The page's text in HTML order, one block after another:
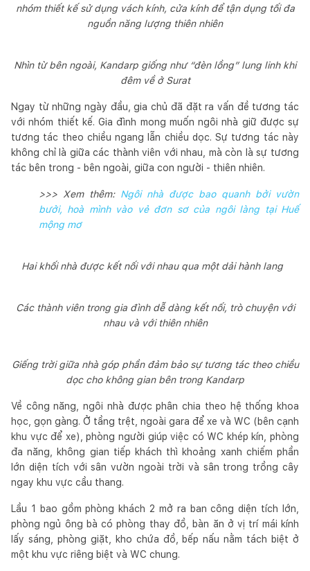
nhóm thiết kế sử dụng vách kính, cửa kính để tận dụng tối đa
nguồn năng lượng thiên nhiên
Nhìn từ bên ngoài, Kandarp giống như “đèn lồng” lung linh khi
đêm về ở Surat
Ngay từ những ngày đầu, gia chủ đã đặt ra vấn đề tương tác
với nhóm thiết kế. Gia đình mong muốn ngôi nhà giữ được sự
tương tác theo chiều ngang lẫn chiều dọc. Sự tương tác này
không chỉ là giữa các thành viên với nhau, mà còn là sự tương
tác bên trong - bên ngoài, giữa con người - thiên nhiên.
>>> Xem thêm: Ngôi nhà được bao quanh bởi vườn
bưởi, hoà mình vào vẻ đơn sơ của ngôi làng tại Huế
mộng mơ
Hai khối nhà được kết nối với nhau qua một dải hành lang
Các thành viên trong gia đình dễ dàng kết nối, trò chuyện với
nhau và với thiên nhiên
Giếng trời giữa nhà góp phần đảm bảo sự tương tác theo chiều
dọc cho không gian bên trong Kandarp
Về công năng, ngôi nhà được phân chia theo hệ thống khoa
học, gọn gàng. Ở tầng trệt, ngoài gara để xe và WC (bên cạnh
khu vực để xe), phòng người giúp việc có WC khép kín, phòng
đa năng, không gian tiếp khách thì khoảng xanh chiếm phần
lớn diện tích với sân vườn ngoài trời và sân trong trồng cây
ngay khu vực cầu thang.
Lầu 1 bao gồm phòng khách 2 mở ra ban công diện tích lớn,
phòng ngủ ông bà có phòng thay đồ, bàn ăn ở vị trí mái kính
lấy sáng, phòng giặt, kho chứa đồ, bếp nấu nằm tách biệt ở
một khu vực riêng biệt và WC chung.